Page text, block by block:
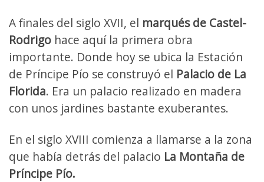
A finales del siglo XVII, el marqués de Castel-
Rodrigo hace aquí la primera obra
importante. Donde hoy se ubica la Estación
de Príncipe Pío se construyó el Palacio de La
Florida. Era un palacio realizado en madera
con unos jardines bastante exuberantes.
En el siglo XVIII comienza a llamarse a la zona
que había detrás del palacio La Montaña de
Príncipe Pío.